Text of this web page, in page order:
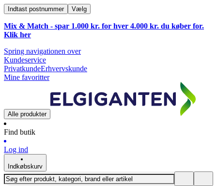
Indtast postnummer Vælg
Mix & Match - spar 1.000 kr. for hver 4.000 kr. du køber for.
Klik her
Spring navigationen over
Kundeservice
PrivatkundeErhvervskunde
Mine favoritter
Alle produkter
Find butik
Log ind
Indkøbskurv